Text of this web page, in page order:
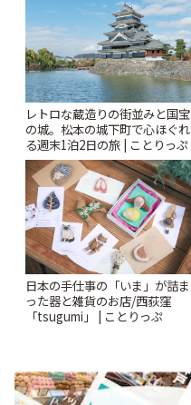
レトロな蔵造りの街並みと国宝
の城。松本の城下町で心ほぐれ
る週末1泊2日の旅 | ことりっぷ
日本の手仕事の「いま」が詰ま
った器と雑貨のお店/西荻窪
「tsugumi」 | ことりっぷ